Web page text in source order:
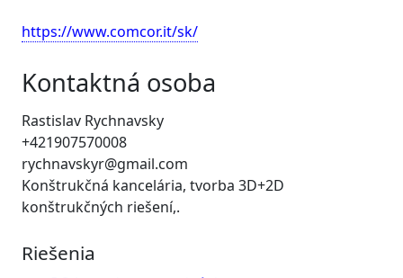
https://www.comcor.it/sk/
Kontaktná osoba
Rastislav Rychnavsky
+421907570008
rychnavskyr@gmail.com
Konštrukčná kancelária, tvorba 3D+2D
konštrukčných riešení,.
Riešenia